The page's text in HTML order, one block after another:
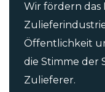
Wir fördern das
Öffentlichkeit
die Stimme der
Zulieferer.